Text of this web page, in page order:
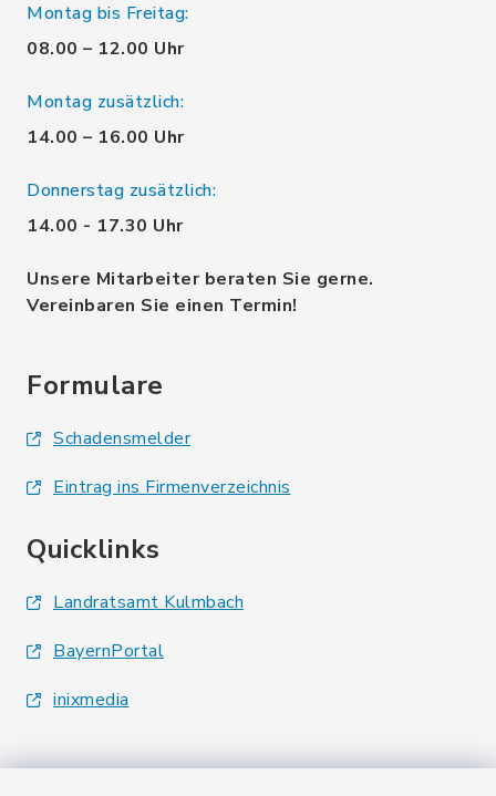
Montag bis Freitag:
08.00 – 12.00 Uhr
Montag zusätzlich:
14.00 – 16.00 Uhr
Donnerstag zusätzlich:
14.00 - 17.30 Uhr
Unsere Mitarbeiter beraten Sie gerne.
Vereinbaren Sie einen Termin!
Formulare
Schadensmelder
Eintrag ins Firmenverzeichnis
Quicklinks
Landratsamt Kulmbach
BayernPortal
inixmedia